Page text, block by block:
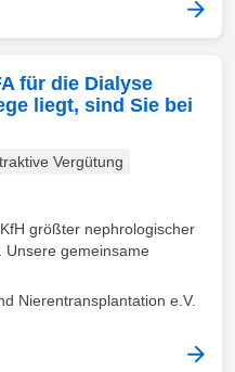
für die Dialyse
liegt, sind Sie bei
Vergütung
größter nephrologischer
gemeinsame
Nierentransplantation e.V.